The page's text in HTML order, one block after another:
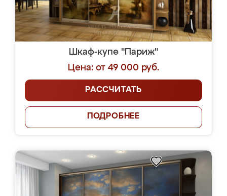
Шкаф-купе "Париж"
Цена: от 49 000 руб.
РАССЧИТАТЬ
ПОДРОБНЕЕ